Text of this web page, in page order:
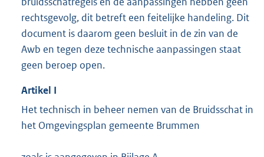
,
6
b
rechtsgevolg, dit betreft een feitelijke handeling. Dit
document is daarom geen besluit in de zin van de
Awb en tegen deze technische aanpassingen staat
geen beroep open.
Artikel I
Het technisch in beheer nemen van de Bruidsschat in
het Omgevingsplan gemeente Brummen